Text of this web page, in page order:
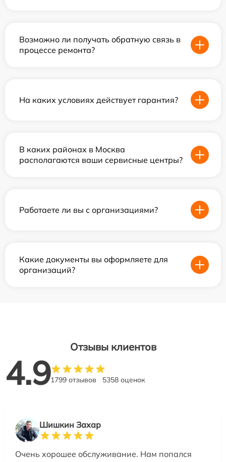
Возможно ли получать обратную связь в
процессе ремонта?
На каких условиях действует гарантия?
В каких районах в Москва
располагаются ваши сервисные центры?
Работаете ли вы с организациями?
Какие документы вы оформляете для
организаций?
Отзывы клиентов
4.91799 отзывов 5358 оценок
Шишкин Захар
Очень хорошее обслуживание. Нам попался